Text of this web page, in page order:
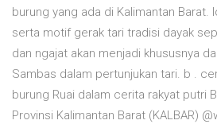
burung yang ada di Kalimantan Barat.
serta motif gerak tari tradisi dayak
dan ngajat akan menjadi khususnya
Sambas dalam pertunjukan tari. b .
burung Ruai dalam cerita rakyat putri
Provinsi Kalimantan Barat (KALBAR)